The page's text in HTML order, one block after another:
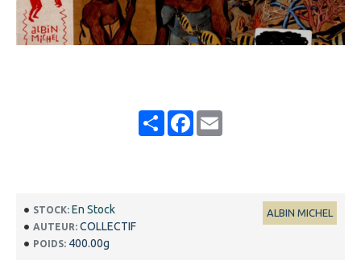
ShareFacebook
Email
STOCK: En Stock
AUTEUR: COLLECTIF
POIDS: 400.00g
ALBIN MICHEL